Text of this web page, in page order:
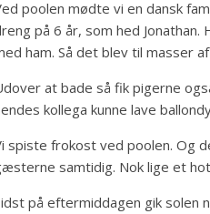
poolen mødte vi en dansk
på 6 år, som hed
ham. Så det blev til masser
at bade så fik pigerne
kollega kunne lave
spiste frokost ved poolen. Og
samtidig. Nok lige et
på eftermiddagen gik solen